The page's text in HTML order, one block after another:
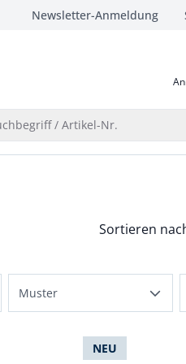
Newsletter-Anmeldung
/ Artikel-Nr.
Menü
Sortieren
Muster
NEU